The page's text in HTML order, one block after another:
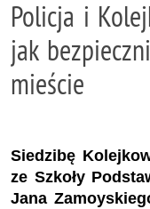
Policja i
jak
mieście
Siedzibę
ze Szkoły
Jana